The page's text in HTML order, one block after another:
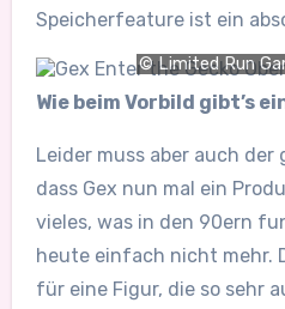
Speicherfeature ist ein
© Limited Run
Wie beim Vorbild gibt’s
Leider muss aber auch der
dass Gex nun mal ein
vieles, was in den 90ern
heute einfach nicht mehr.
für eine Figur, die so sehr